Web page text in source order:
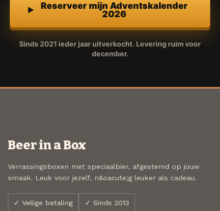
Reserveer mijn Adventskalender
2026
Sinds 2021 ieder jaar uitverkocht. Levering ruim voor
december.
Beer in a Box
Verrassingsboxen met speciaalbier, afgestemd op jouw
smaak. Leuk voor jezelf, n&oacute;g leuker als cadeau.
✓ Veilige betaling ✓ Sinds 2013